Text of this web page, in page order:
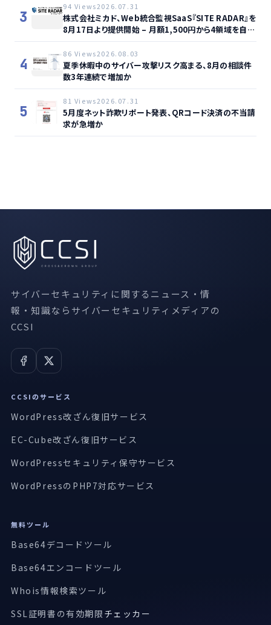
3
94 Views2026.07.31
株式会社ミカド、Web統合監視SaaS『SITE RADAR』を
8月17日より提供開始 – 月額1,500円から4領域を自動
監視、動的サイト…
4
86 Views2026.08.03
夏季休暇中のサイバー攻撃リスク高まる、8月の相談件
数3年連続で増加か
5
81 Views2026.07.31
5月度ネット詐欺リポート発表、QRコード決済の不当請
求が急増か
サイバーセキュリティに関するニュース・情
報・知識ならサイバーセキュリティメディアの
CCSI
CCSIのサービス
WordPress改ざん復旧サービス
EC-Cube改ざん復旧サービス
WordPressセキュリティ保守サービス
WordPressのPHP7対応サービス
無料ツール
Base64デコードツール
Base64エンコードツール
Whois情報検索ツール
SSL証明書の有効期限 チェッカー